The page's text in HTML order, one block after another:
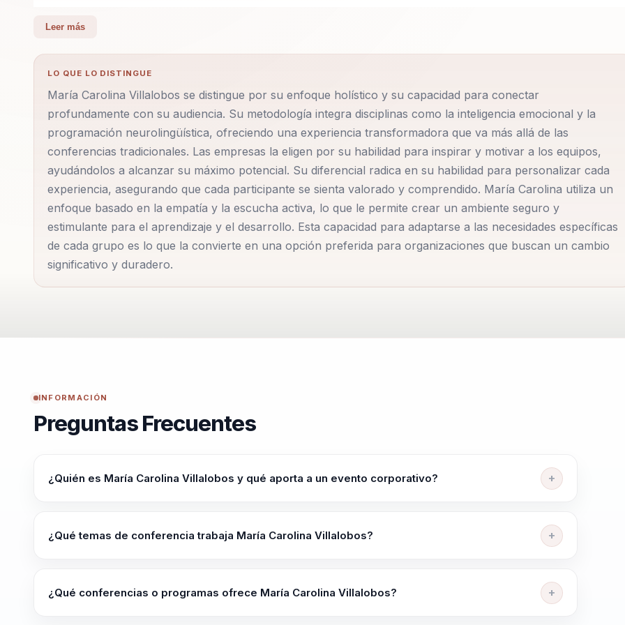
A lo largo de su carrera, ha trabajado con personas y organizaciones en el fortalecimiento de habilidades
y la gestión del cambio, proporciona herramientas prácticas para fortalecer la comunicación, la resiliencia y el
y la motivación en un entorno empresarial en constante evolución.
María Carolina es conocida por su capacidad para conectar con las personas y adaptar su metodología a las
necesidades individuales, lo que la convierte en una mentora clave para el crecimiento integral. Su enfoque
integral la hace ideal para eventos corporativos y de desarrollo humano, donde promueve el cambio positivo y
el crecimiento personal a través de historias impactantes y estrategias efectivas.
Las conferencias de María Carolina Villalobos son experiencias transformadoras que impulsan el bienestar y la
productividad en equipos de trabajo. Su enfoque en el desarrollo emocional y la gestión del cambio proporciona
herramientas prácticas para fortalecer la comunicación, la resiliencia y el rendimiento organizacional. Las
autoconocimiento como pilares del éxito personal. Su enfoque en la autenticidad permite a las personas
Leer más
LO QUE LO DISTINGUE
María Carolina Villalobos se distingue por su enfoque holístico y su capacidad para conectar
profundamente con su audiencia. Su metodología integra disciplinas como la inteligencia emocional y la
programación neurolingüística, ofreciendo una experiencia transformadora que va más allá de las
conferencias tradicionales. Las empresas la eligen por su habilidad para inspirar y motivar a los equipos,
ayudándolos a alcanzar su máximo potencial. Su diferencial radica en su habilidad para personalizar cada
experiencia, asegurando que cada participante se sienta valorado y comprendido. María Carolina utiliza un
enfoque basado en la empatía y la escucha activa, lo que le permite crear un ambiente seguro y
estimulante para el aprendizaje y el desarrollo. Esta capacidad para adaptarse a las necesidades específicas
de cada grupo es lo que la convierte en una opción preferida para organizaciones que buscan un cambio
significativo y duradero.
INFORMACIÓN
Preguntas Frecuentes
¿Quién es María Carolina Villalobos y qué aporta a un evento corporativo?
¿Qué temas de conferencia trabaja María Carolina Villalobos?
¿Qué conferencias o programas ofrece María Carolina Villalobos?